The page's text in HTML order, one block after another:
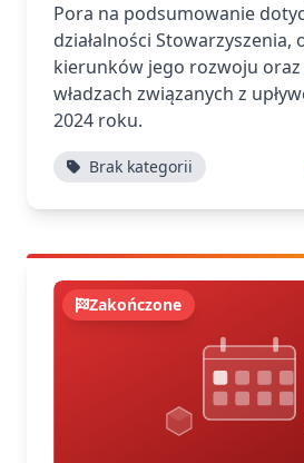
Pora na podsumowanie
działalności Stowarzyszenia,
kierunków jego rozwoju
władzach związanych z
2024 roku.
Brak kategorii
Zakończone